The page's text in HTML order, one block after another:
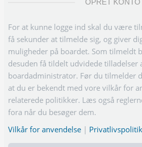
OPRET KONTO
For at kunne logge ind skal du være
få sekunder at tilmelde sig, og giver
muligheder på boardet. Som tilmeldt
desuden få tildelt udvidede tilladelser
boardadministrator. Før du tilmelder
at du er bekendt med vore vilkår for
relaterede politikker. Læs også
fora når du besøger dem.
Vilkår for anvendelse | Privatlivspolitik